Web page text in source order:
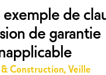
de
de garantie
Construction,Veille